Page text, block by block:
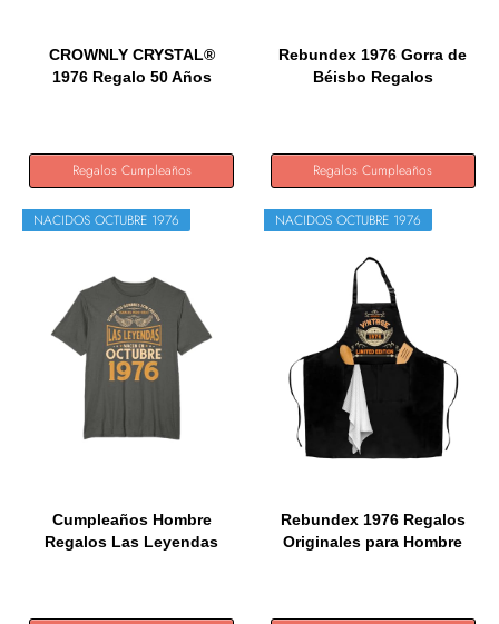
CROWNLY CRYSTAL®
1976 Regalo 50 Años
Regalos Cumpleaños
Rebundex 1976 Gorra de
Béisbo Regalos
Regalos Cumpleaños
NACIDOS OCTUBRE 1976
Cumpleaños Hombre
Regalos Las Leyendas
NACIDOS OCTUBRE 1976
Rebundex 1976 Regalos
Originales para Hombre